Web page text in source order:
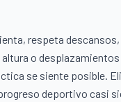
respeta
o
se siente posible.
deportivo casi